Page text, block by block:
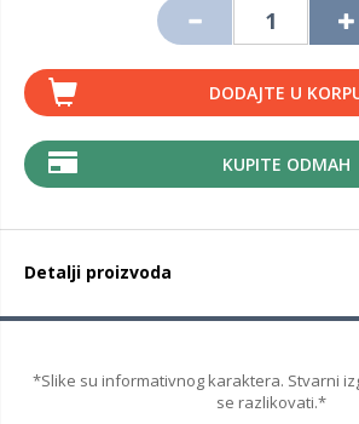
DODAJTE U
KUPITE ODMAH
Detalji proizvoda
*Slike su informativnog karaktera. Stvarni
se razlikovati.*